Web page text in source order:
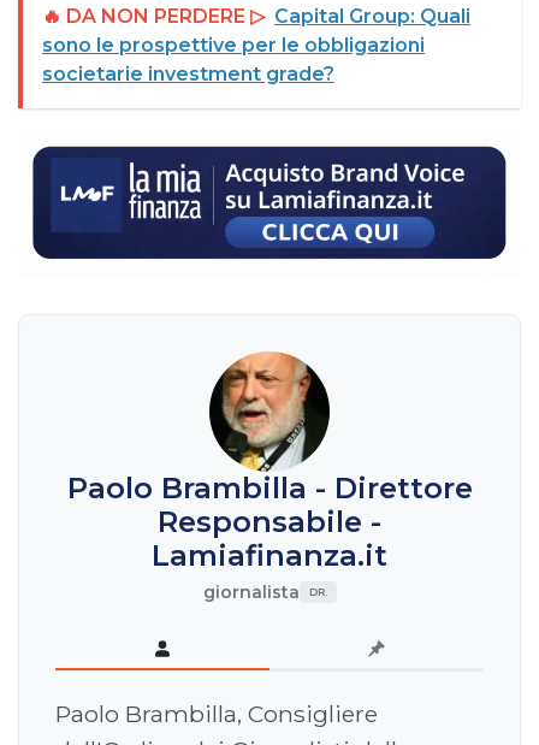
🔥 DA NON PERDERE ▷ Capital Group: Quali
sono le prospettive per le obbligazioni
societarie investment grade?
Paolo Brambilla - Direttore
Responsabile -
Lamiafinanza.it
giornalista DR.
Paolo Brambilla, Consigliere